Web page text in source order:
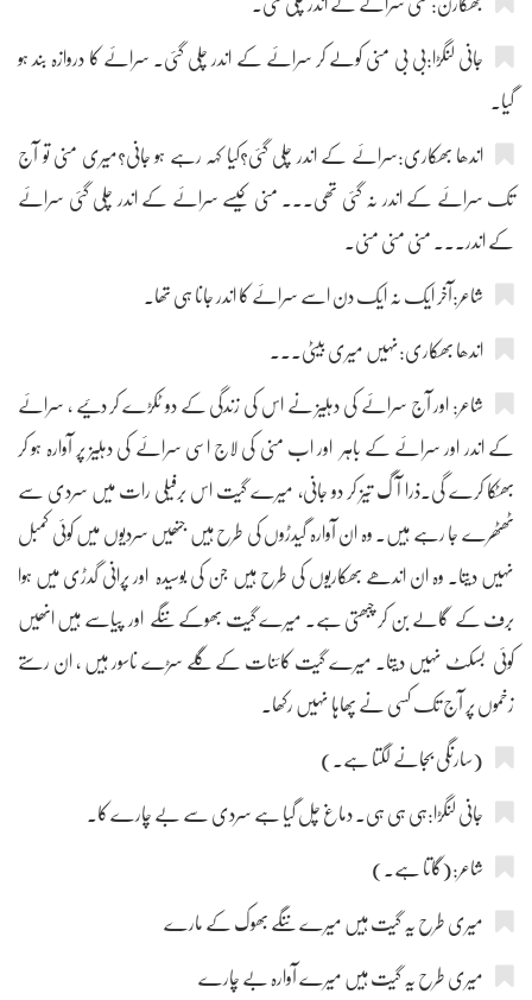
بھکارن:منی سرائے کے اندر چلی گئی۔
جانی لنگڑا:بی بی منی کولے کر سرائے کے اندر چلی گئی۔ سرائے کا دروازہ بند ہو
گیا۔
اندھا بھکاری:سرائے کے اندر چلی گئی؟کیا کہہ رہے ہو جانی؟میری منی تو آج
تک سرائے کے اندر نہ گئی تھی۔۔۔ منی کیسے سرائے کے اندر چلی گئی سرائے
کے اندر۔۔۔ منی منی منی۔
شاعر:آخر ایک نہ ایک دن اسے سرائے کا اندر جانا ہی تھا۔
اندھا بھکاری:نہیں میری بیٹی۔۔۔
شاعر: اور آج سرائے کی دہلیز نے اس کی زندگی کے دو ٹکڑے کر دئیے ، سرائے
کے اندر اور سرائے کے باہر اور اب منی کی لاج اسی سرائے کی دہلیز پر آوارہ ہو کر
بھٹکا کرے گی۔ذرا آگ تیز کر دو جانی، میرے گیت اس برفیلی رات میں سردی سے
ٹھٹھرے جا رہے ہیں۔ وہ ان آوارہ گیدڑوں کی طرح ہیں جنھیں سردیوں میں کوئی کمبل
نہیں دیتا۔ وہ ان اندھے بھکاریوں کی طرح ہیں جن کی بوسیدہ اور پرانی گدڑی میں ہوا
برف کے گالے بن کر چبھتی ہے۔ میرے گیت بھوکے ننگے اور پیاسے ہیں انھیں
کوئی بسکٹ نہیں دیتا۔ میرے گیت کائنات کے گلے سڑے ناسور ہیں ، ان رستے
زخموں پر آج تک کسی نے پھاہا نہیں رکھا۔
(سارنگی بجانے لگتا ہے۔)
جانی لنگڑا:ہی ہی ہی۔ دماغ چل گیا ہے سردی سے بے چارے کا۔
شاعر:(گاتا ہے۔)
میری طرح یہ گیت ہیں میرے ننگے بھوک کے مارے
میری طرح یہ گیت ہیں میرے آوارہ بے چارے